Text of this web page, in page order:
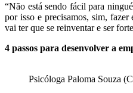
“Não está sendo fácil para
por isso e precisamos, sim, fazer
vai ter que se reinventar e ser
4 passos para desenvolver a
Psicóloga Paloma Souza